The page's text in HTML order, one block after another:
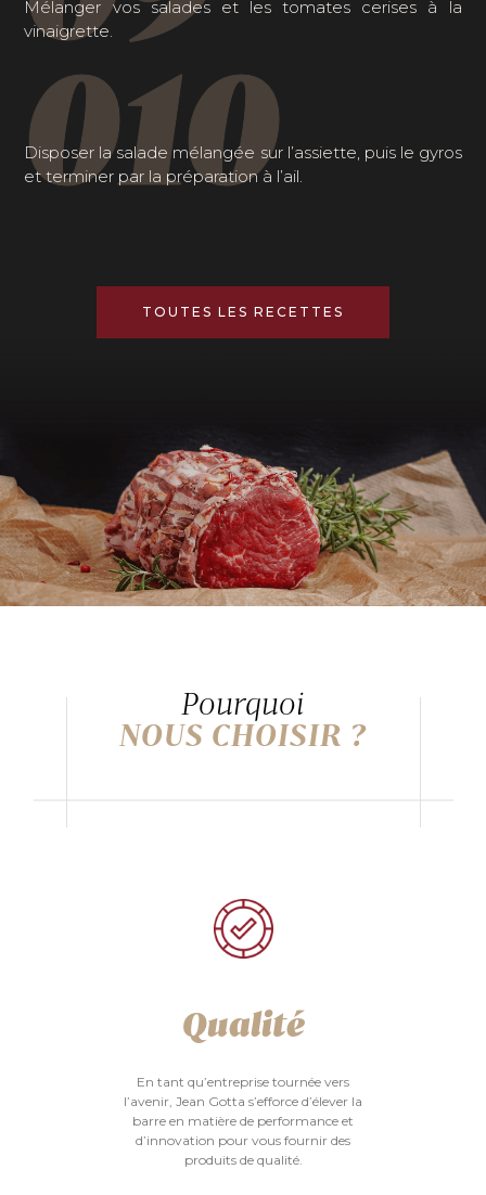
Mélanger vos salades et les tomates cerises à la
vinaigrette.
010
Disposer la salade mélangée sur l’assiette, puis le gyros
et terminer par la préparation à l’ail.
TOUTES LES RECETTES
Pourquoi
NOUS CHOISIR ?
Qualité
En tant qu’entreprise tournée vers
l’avenir, Jean Gotta s’efforce d’élever la
barre en matière de performance et
d’innovation pour vous fournir des
produits de qualité.